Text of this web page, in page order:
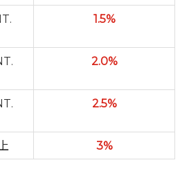
1.5%
2.0%
2.5%
3%